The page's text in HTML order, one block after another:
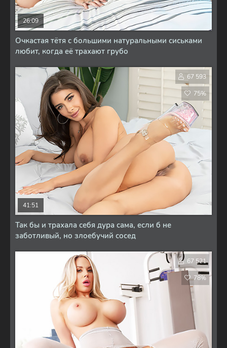
Очкастая тётя с большими натуральными сиськами
любит, когда её трахают грубо
26:09
Так бы и трахала себя дура сама, если б не
заботливый, но злоебучий сосед
41:51
67 593
75%
67 521
78%